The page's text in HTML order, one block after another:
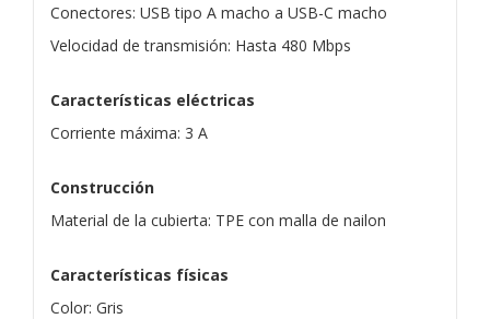
Conectores: USB tipo A macho a USB-C macho
Velocidad de transmisión: Hasta 480 Mbps
Características eléctricas
Corriente máxima: 3 A
Construcción
Material de la cubierta: TPE con malla de nailon
Características físicas
Color: Gris